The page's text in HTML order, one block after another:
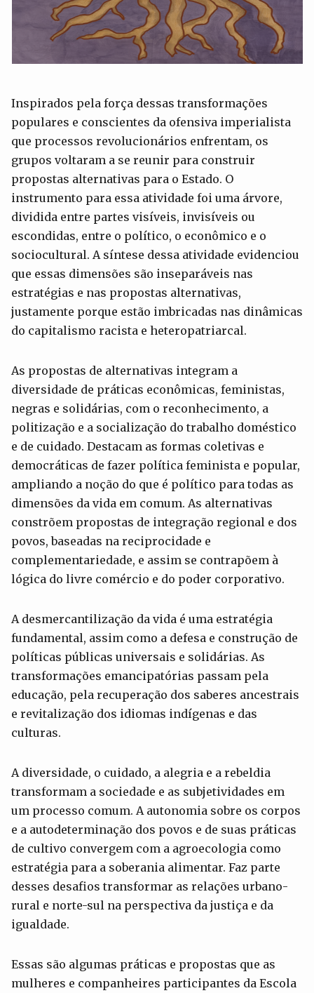
Inspirados pela força dessas transformações
populares e conscientes da ofensiva imperialista
que processos revolucionários enfrentam, os
grupos voltaram a se reunir para construir
propostas alternativas para o Estado. O
instrumento para essa atividade foi uma árvore,
dividida entre partes visíveis, invisíveis ou
escondidas, entre o político, o econômico e o
sociocultural. A síntese dessa atividade evidenciou
que essas dimensões são inseparáveis nas
estratégias e nas propostas alternativas,
justamente porque estão imbricadas nas dinâmicas
do capitalismo racista e heteropatriarcal.
As propostas de alternativas integram a
diversidade de práticas econômicas, feministas,
negras e solidárias, com o reconhecimento, a
politização e a socialização do trabalho doméstico
e de cuidado. Destacam as formas coletivas e
democráticas de fazer política feminista e popular,
ampliando a noção do que é político para todas as
dimensões da vida em comum. As alternativas
constrõem propostas de integração regional e dos
povos, baseadas na reciprocidade e
complementariedade, e assim se contrapõem à
lógica do livre comércio e do poder corporativo.
A desmercantilização da vida é uma estratégia
fundamental, assim como a defesa e construção de
políticas públicas universais e solidárias. As
transformações emancipatórias passam pela
educação, pela recuperação dos saberes ancestrais
e revitalização dos idiomas indígenas e das
culturas.
A diversidade, o cuidado, a alegria e a rebeldia
transformam a sociedade e as subjetividades em
um processo comum. A autonomia sobre os corpos
e a autodeterminação dos povos e de suas práticas
de cultivo convergem com a agroecologia como
estratégia para a soberania alimentar. Faz parte
desses desafios transformar as relações urbano-
rural e norte-sul na perspectiva da justiça e da
igualdade.
Essas são algumas práticas e propostas que as
mulheres e companheires participantes da Escola